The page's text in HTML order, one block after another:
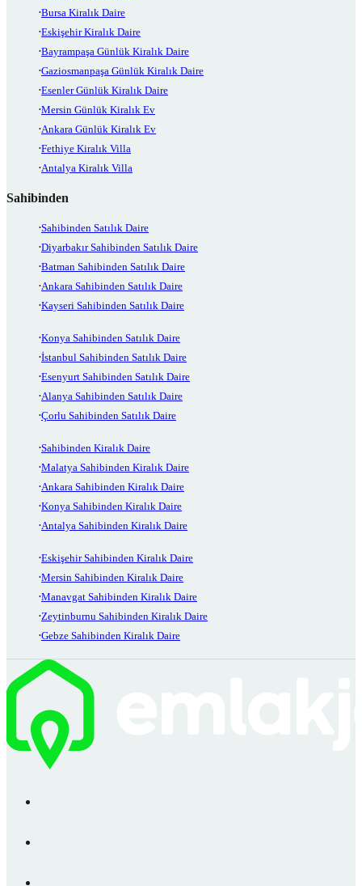
Bursa Kiralık Daire
Eskişehir Kiralık Daire
Bayrampaşa Günlük Kiralık Daire
Gaziosmanpaşa Günlük Kiralık Daire
Esenler Günlük Kiralık Daire
Mersin Günlük Kiralık Ev
Ankara Günlük Kiralık Ev
Fethiye Kiralık Villa
Antalya Kiralık Villa
Sahibinden
Sahibinden Satılık Daire
Diyarbakır Sahibinden Satılık Daire
Batman Sahibinden Satılık Daire
Ankara Sahibinden Satılık Daire
Kayseri Sahibinden Satılık Daire
Konya Sahibinden Satılık Daire
İstanbul Sahibinden Satılık Daire
Esenyurt Sahibinden Satılık Daire
Alanya Sahibinden Satılık Daire
Çorlu Sahibinden Satılık Daire
Sahibinden Kiralık Daire
Malatya Sahibinden Kiralık Daire
Ankara Sahibinden Kiralık Daire
Konya Sahibinden Kiralık Daire
Antalya Sahibinden Kiralık Daire
Eskişehir Sahibinden Kiralık Daire
Mersin Sahibinden Kiralık Daire
Manavgat Sahibinden Kiralık Daire
Zeytinburnu Sahibinden Kiralık Daire
Gebze Sahibinden Kiralık Daire